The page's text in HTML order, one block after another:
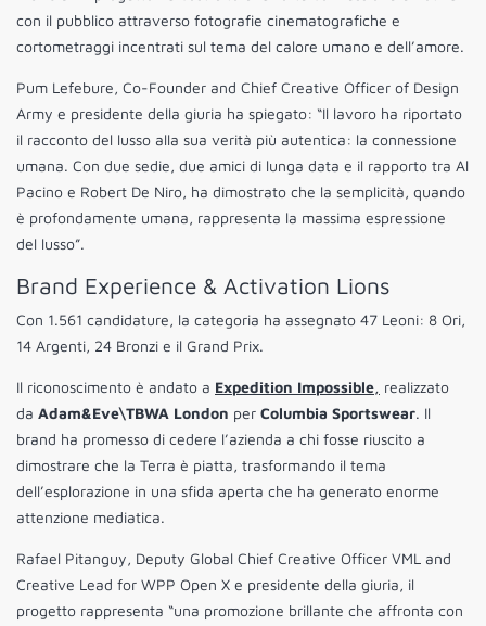
con il pubblico attraverso fotografie cinematografiche e
cortometraggi incentrati sul tema del calore umano e dell’amore.
Pum Lefebure, Co-Founder and Chief Creative Officer of Design
Army e presidente della giuria ha spiegato: “Il lavoro ha riportato
il racconto del lusso alla sua verità più autentica: la connessione
umana. Con due sedie, due amici di lunga data e il rapporto tra Al
Pacino e Robert De Niro, ha dimostrato che la semplicità, quando
è profondamente umana, rappresenta la massima espressione
del lusso”.
Brand Experience & Activation Lions
Con 1.561 candidature, la categoria ha assegnato 47 Leoni: 8 Ori,
14 Argenti, 24 Bronzi e il Grand Prix.
Il riconoscimento è andato a Expedition Impossible, realizzato
da Adam&Eve\TBWA London per Columbia Sportswear. Il
brand ha promesso di cedere l’azienda a chi fosse riuscito a
dimostrare che la Terra è piatta, trasformando il tema
dell’esplorazione in una sfida aperta che ha generato enorme
attenzione mediatica.
Rafael Pitanguy, Deputy Global Chief Creative Officer VML and
Creative Lead for WPP Open X e presidente della giuria, il
progetto rappresenta “una promozione brillante che affronta con